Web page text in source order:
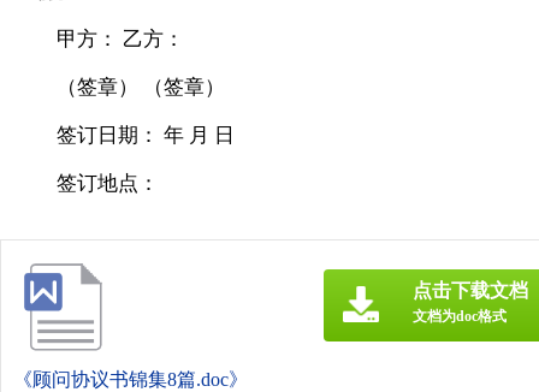
甲方： 乙方：
（签章） （签章）
签订日期： 年 月 日
签订地点：
《顾问协议书锦集8篇.doc》
点击下载文档
文档为doc格式